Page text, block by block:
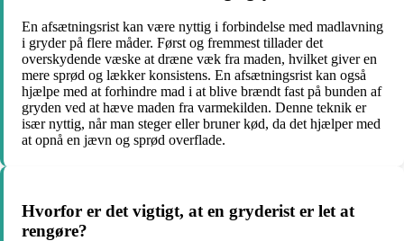
En afsætningsrist kan være nyttig i forbindelse med madlavning
i gryder på flere måder. Først og fremmest tillader det
overskydende væske at dræne væk fra maden, hvilket giver en
mere sprød og lækker konsistens. En afsætningsrist kan også
hjælpe med at forhindre mad i at blive brændt fast på bunden af
gryden ved at hæve maden fra varmekilden. Denne teknik er
især nyttig, når man steger eller bruner kød, da det hjælper med
at opnå en jævn og sprød overflade.
Hvorfor er det vigtigt, at en gryderist er let at
rengøre?